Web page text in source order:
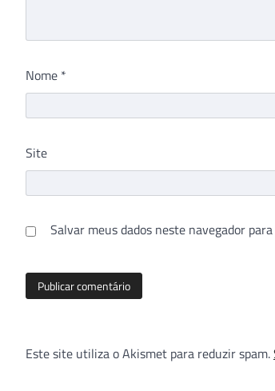
Nome *
Site
Salvar meus dados neste navegador
Este site utiliza o Akismet para reduzir spam.